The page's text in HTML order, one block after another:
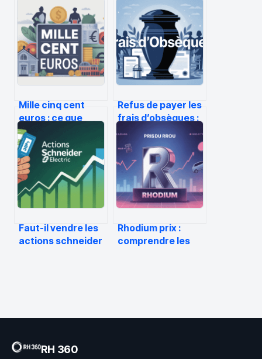
Mille cinq cent
euros : ce que
cette somme
représente
vraiment
aujourd’hui
Refus de payer les
frais d’obsèques :
droits, limites et
solutions légales
Faut-il vendre les
actions schneider
Rhodium prix :
comprendre les
RH 360